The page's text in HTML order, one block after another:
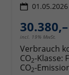
01.05.2026
incl. 19% MwSt.
Verbrauch
CO2-Klasse: F
CO2-